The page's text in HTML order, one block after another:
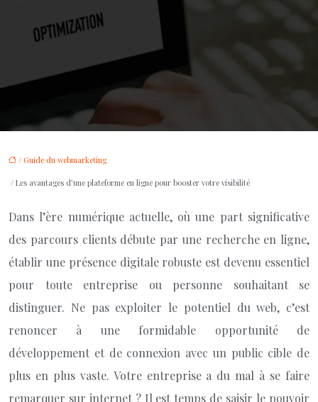
/ Guide du webmarketing
/ Les avantages d’une plateforme en ligne pour booster votre visibilité
Dans l’ère numérique actuelle, où une part significative
des parcours clients débute par une recherche en ligne,
établir une présence digitale robuste est devenu essentiel
pour toute entreprise ou personne souhaitant se
distinguer. Ne pas exploiter le potentiel du web, c’est
renoncer à une formidable opportunité de
développement et de connexion avec un public cible de
plus en plus vaste. Votre entreprise a du mal à se faire
remarquer sur internet ? Il est temps de saisir le pouvoir